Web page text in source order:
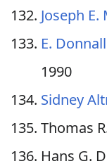
Joseph E.
E.
1990
Sidney
Thomas
Hans G.